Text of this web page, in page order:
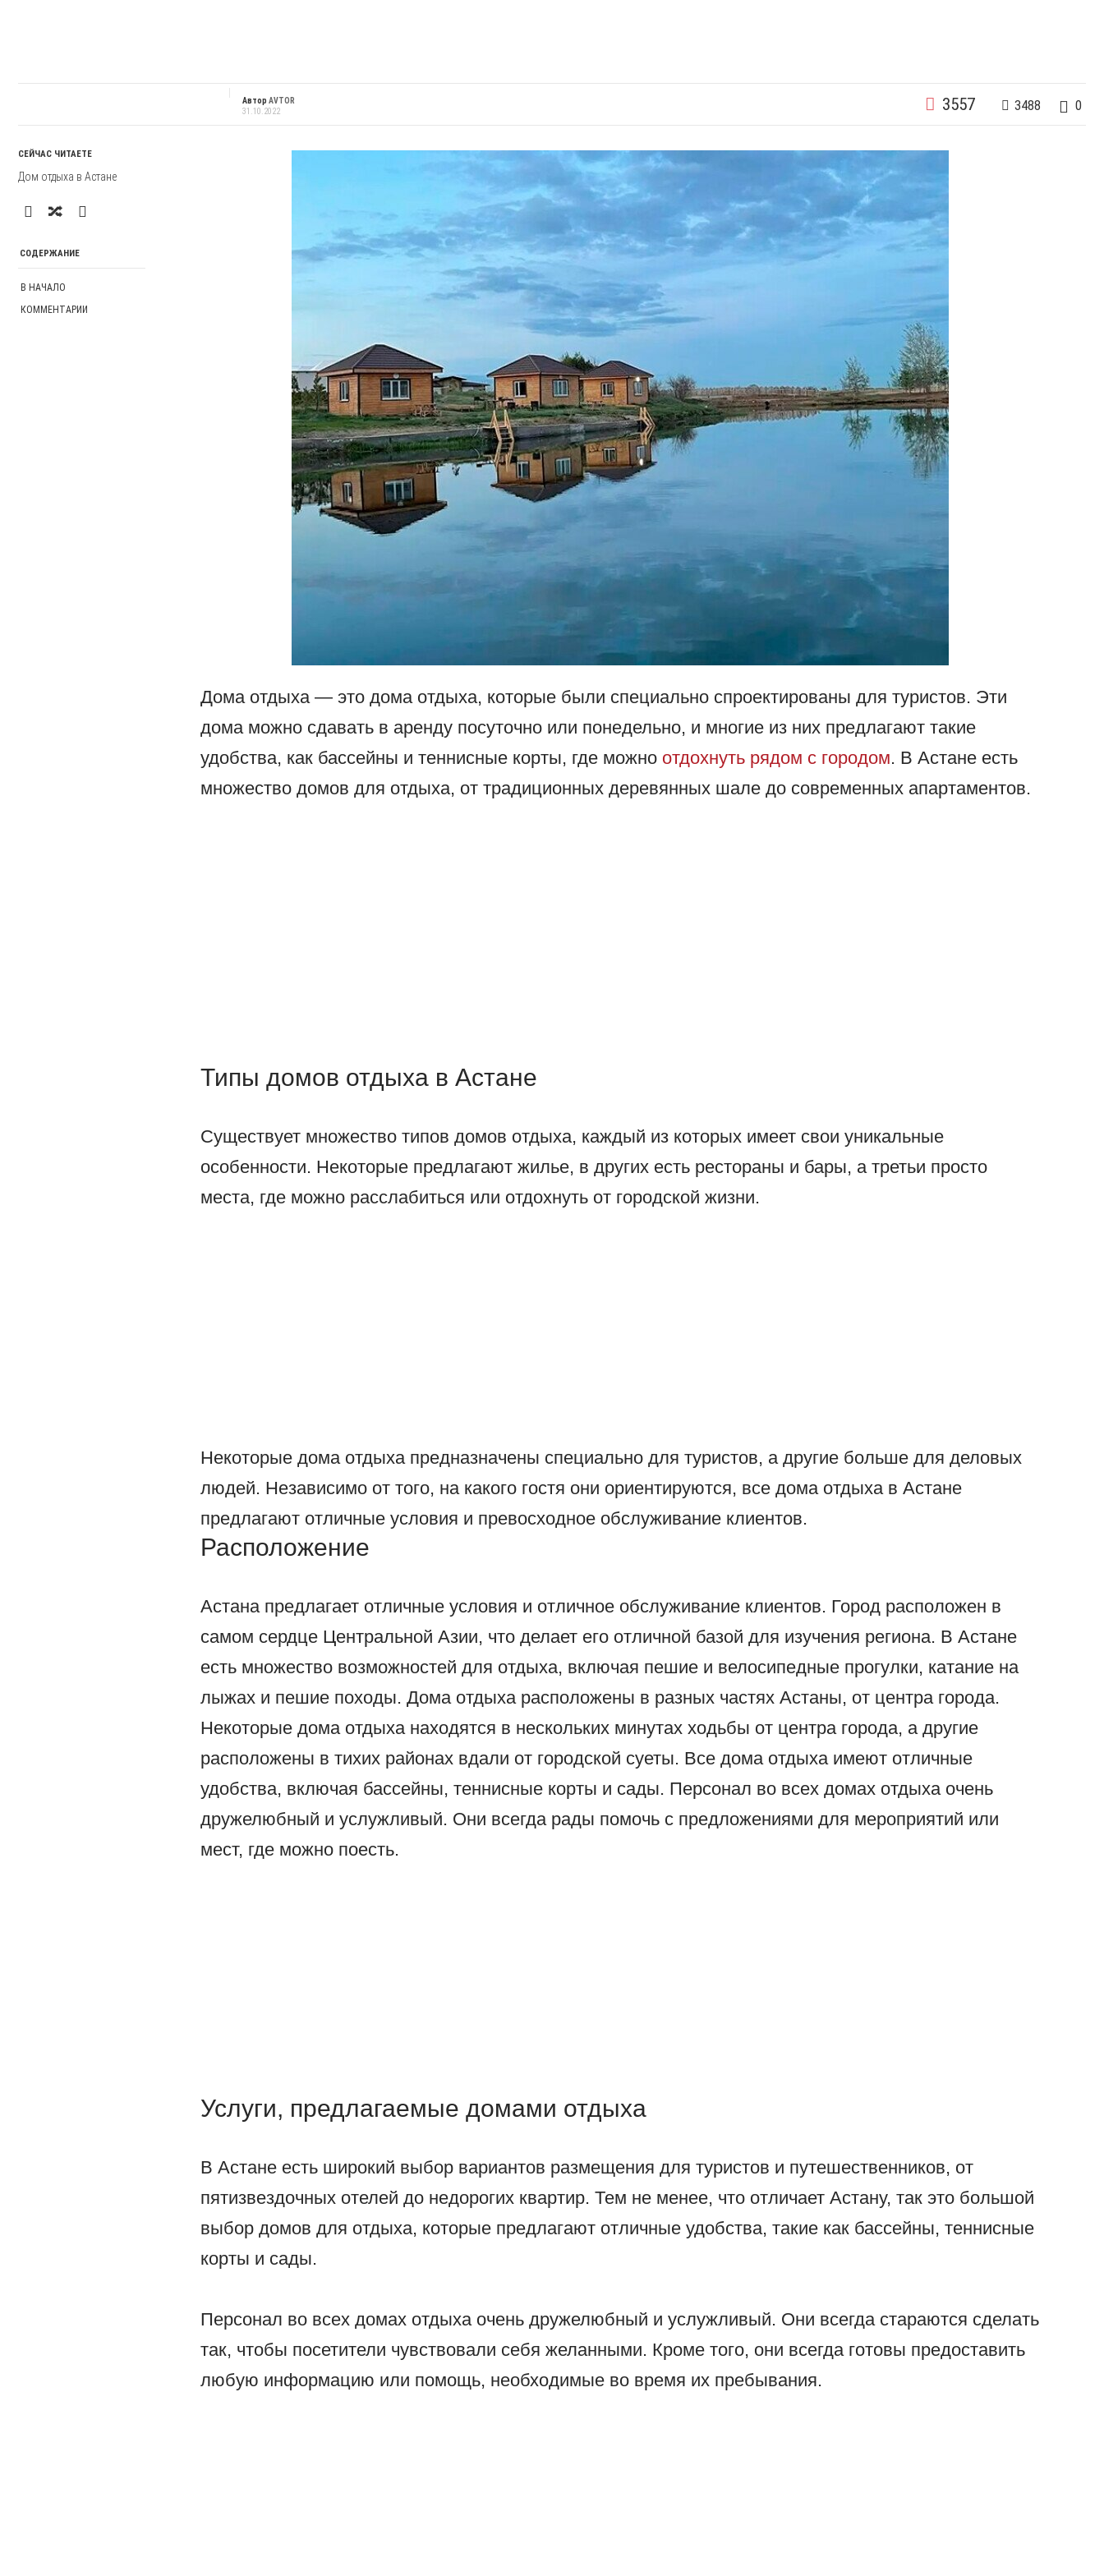
Автор AVTOR
31.10.2022
3557 3488 0
СЕЙЧАС ЧИТАЕТЕ
Дом отдыха в Астане
СОДЕРЖАНИЕ
В НАЧАЛО
КОММЕНТАРИИ
Дома отдыха — это дома отдыха, которые были специально спроектированы для туристов. Эти
дома можно сдавать в аренду посуточно или понедельно, и многие из них предлагают такие
удобства, как бассейны и теннисные корты, где можно отдохнуть рядом с городом. В Астане есть
множество домов для отдыха, от традиционных деревянных шале до современных апартаментов.
Типы домов отдыха в Астане
Существует множество типов домов отдыха, каждый из которых имеет свои уникальные
особенности. Некоторые предлагают жилье, в других есть рестораны и бары, а третьи просто
места, где можно расслабиться или отдохнуть от городской жизни.
Некоторые дома отдыха предназначены специально для туристов, а другие больше для деловых
людей. Независимо от того, на какого гостя они ориентируются, все дома отдыха в Астане
предлагают отличные условия и превосходное обслуживание клиентов.
Расположение
Астана предлагает отличные условия и отличное обслуживание клиентов. Город расположен в
самом сердце Центральной Азии, что делает его отличной базой для изучения региона. В Астане
есть множество возможностей для отдыха, включая пешие и велосипедные прогулки, катание на
лыжах и пешие походы. Дома отдыха расположены в разных частях Астаны, от центра города.
Некоторые дома отдыха находятся в нескольких минутах ходьбы от центра города, а другие
расположены в тихих районах вдали от городской суеты. Все дома отдыха имеют отличные
удобства, включая бассейны, теннисные корты и сады. Персонал во всех домах отдыха очень
дружелюбный и услужливый. Они всегда рады помочь с предложениями для мероприятий или
мест, где можно поесть.
Услуги, предлагаемые домами отдыха
В Астане есть широкий выбор вариантов размещения для туристов и путешественников, от
пятизвездочных отелей до недорогих квартир. Тем не менее, что отличает Астану, так это большой
выбор домов для отдыха, которые предлагают отличные удобства, такие как бассейны, теннисные
корты и сады.
Персонал во всех домах отдыха очень дружелюбный и услужливый. Они всегда стараются сделать
так, чтобы посетители чувствовали себя желанными. Кроме того, они всегда готовы предоставить
любую информацию или помощь, необходимые во время их пребывания.